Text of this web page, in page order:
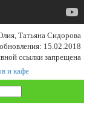
Татьяна Сидорова
15.02.2018
ссылки запрещена
и кафе